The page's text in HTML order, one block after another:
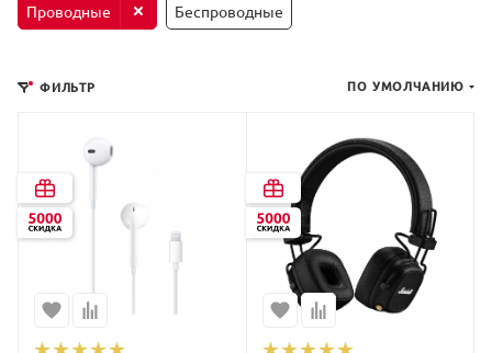
Беспроводные
Проводные
ФИЛЬТР ПО УМОЛЧАНИЮ